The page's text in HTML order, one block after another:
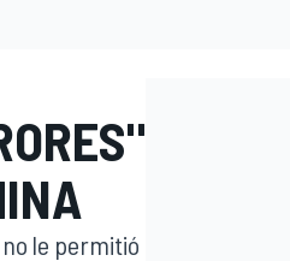
le permitió